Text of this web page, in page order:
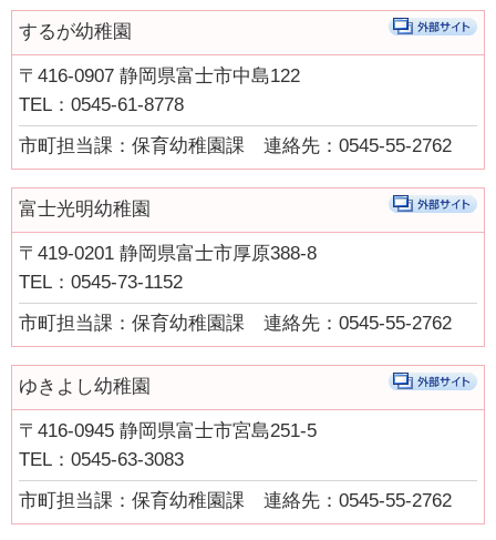
働く
働く
子育てにやさしい企業
年齢別に探す
妊娠・出産
市町の取組み
県の取組
県の取組
“あいのうた”短歌コンテスト受賞作品
短歌っておもしろい！俵万智×田中章義 あいのうたを語る（令
するが幼稚園
〒416-0907 静岡県富士市中島122
TEL：0545-61-8778
市町担当課：保育幼稚園課 連絡先：0545-55-2762
富士光明幼稚園
〒419-0201 静岡県富士市厚原388-8
TEL：0545-73-1152
市町担当課：保育幼稚園課 連絡先：0545-55-2762
ゆきよし幼稚園
〒416-0945 静岡県富士市宮島251-5
TEL：0545-63-3083
市町担当課：保育幼稚園課 連絡先：0545-55-2762